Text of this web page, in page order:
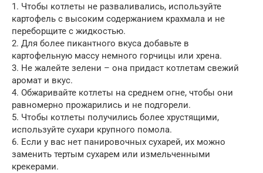
1. Чтобы котлеты не разваливались, используйте
картофель с высоким содержанием крахмала и не
переборщите с жидкостью.
2. Для более пикантного вкуса добавьте в
картофельную массу немного горчицы или хрена.
3. Не жалейте зелени – она придаст котлетам свежий
аромат и вкус.
4. Обжаривайте котлеты на среднем огне, чтобы они
равномерно прожарились и не подгорели.
5. Чтобы котлеты получились более хрустящими,
используйте сухари крупного помола.
6. Если у вас нет панировочных сухарей, их можно
заменить тертым сухарем или измельченными
крекерами.